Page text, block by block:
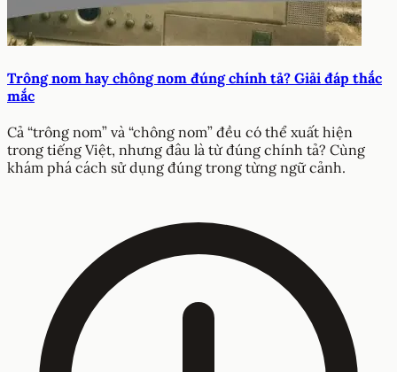
Trông nom hay chông nom đúng chính tả? Giải đáp thắc
mắc
Cả “trông nom” và “chông nom” đều có thể xuất hiện
trong tiếng Việt, nhưng đâu là từ đúng chính tả? Cùng
khám phá cách sử dụng đúng trong từng ngữ cảnh.